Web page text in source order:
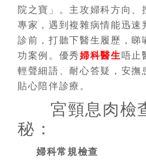
院之寶」。主攻婦科方向、
專家，遇到複雜病情能迅速
診前，打聽下醫生履歷，睇
功案例。優秀婦科醫生 唔止
輕聲細語、耐心答疑，安撫
貼心陪伴診療。
宮頸息肉檢
秘：
婦科常規檢查